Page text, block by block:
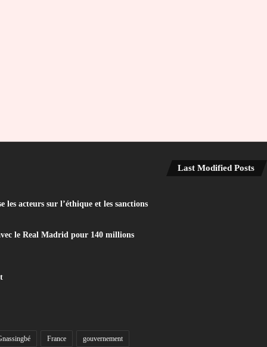
les acteurs sur l’éthique et les sanctions
le Real Madrid pour 140 millions
France gouvernement
Last Modified Posts